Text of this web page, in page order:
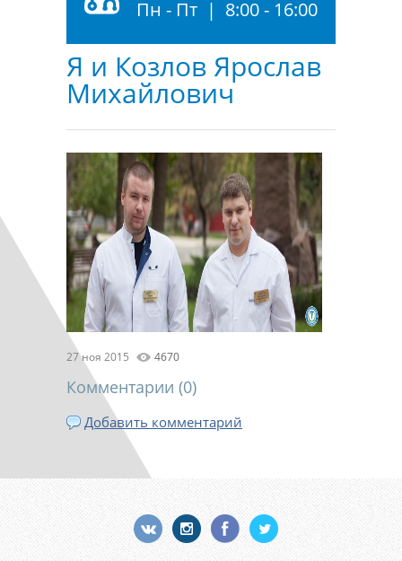
Пн - Пт | 8:00 - 16:00
Я и Козлов Ярослав
Михайлович
27 ноя 2015 4670
Комментарии (0)
Добавить комментарий